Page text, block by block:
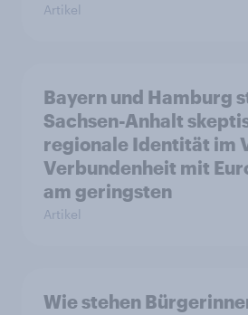
Artikel
Bayern und Hamburg
Sachsen-Anhalt
regionale Identität im
Verbundenheit mit
am geringsten
Artikel
Wie stehen